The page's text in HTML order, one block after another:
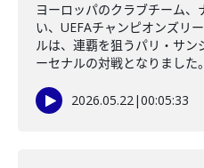
ヨーロッパのクラブチーム
い、UEFAチャンピオンズリ
ルは、連覇を狙うパリ・サ
ーセナルの対戦となりました
2026.05.22|00:05:33